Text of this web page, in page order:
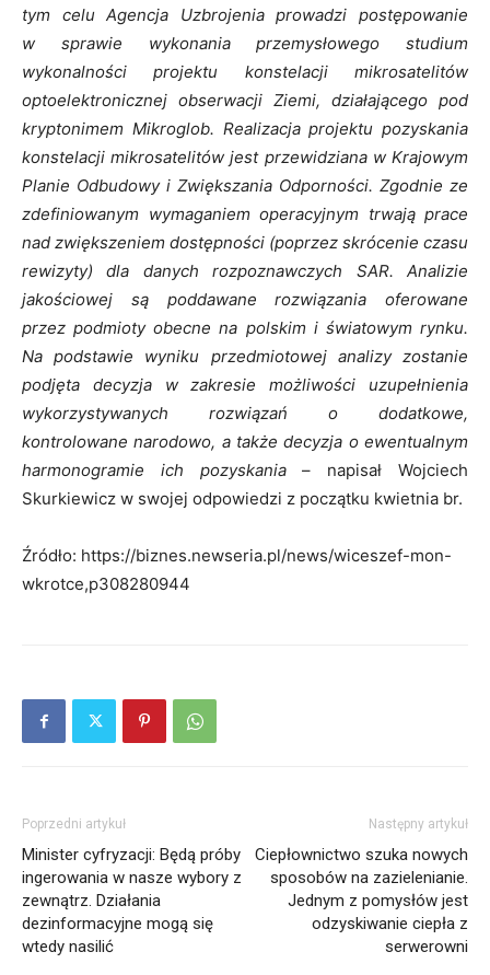
tym celu Agencja Uzbrojenia prowadzi postępowanie
w sprawie wykonania przemysłowego studium
wykonalności projektu konstelacji mikrosatelitów
optoelektronicznej obserwacji Ziemi, działającego pod
kryptonimem Mikroglob. Realizacja projektu pozyskania
konstelacji mikrosatelitów jest przewidziana w Krajowym
Planie Odbudowy i Zwiększania Odporności. Zgodnie ze
zdefiniowanym wymaganiem operacyjnym trwają prace
nad zwiększeniem dostępności (poprzez skrócenie czasu
rewizyty) dla danych rozpoznawczych SAR. Analizie
jakościowej są poddawane rozwiązania oferowane
przez podmioty obecne na polskim i światowym rynku.
Na podstawie wyniku przedmiotowej analizy zostanie
podjęta decyzja w zakresie możliwości uzupełnienia
wykorzystywanych rozwiązań o dodatkowe,
kontrolowane narodowo, a także decyzja o ewentualnym
harmonogramie ich pozyskania– napisał Wojciech
Skurkiewicz w swojej odpowiedzi z początku kwietnia br.
Źródło: https://biznes.newseria.pl/news/wiceszef-mon-
wkrotce,p308280944
Poprzedni artykuł
Minister cyfryzacji: Będą próby
ingerowania w nasze wybory z
zewnątrz. Działania
dezinformacyjne mogą się
wtedy nasilić
Następny artykuł
Ciepłownictwo szuka nowych
sposobów na zazielenianie.
Jednym z pomysłów jest
odzyskiwanie ciepła z
serwerowni